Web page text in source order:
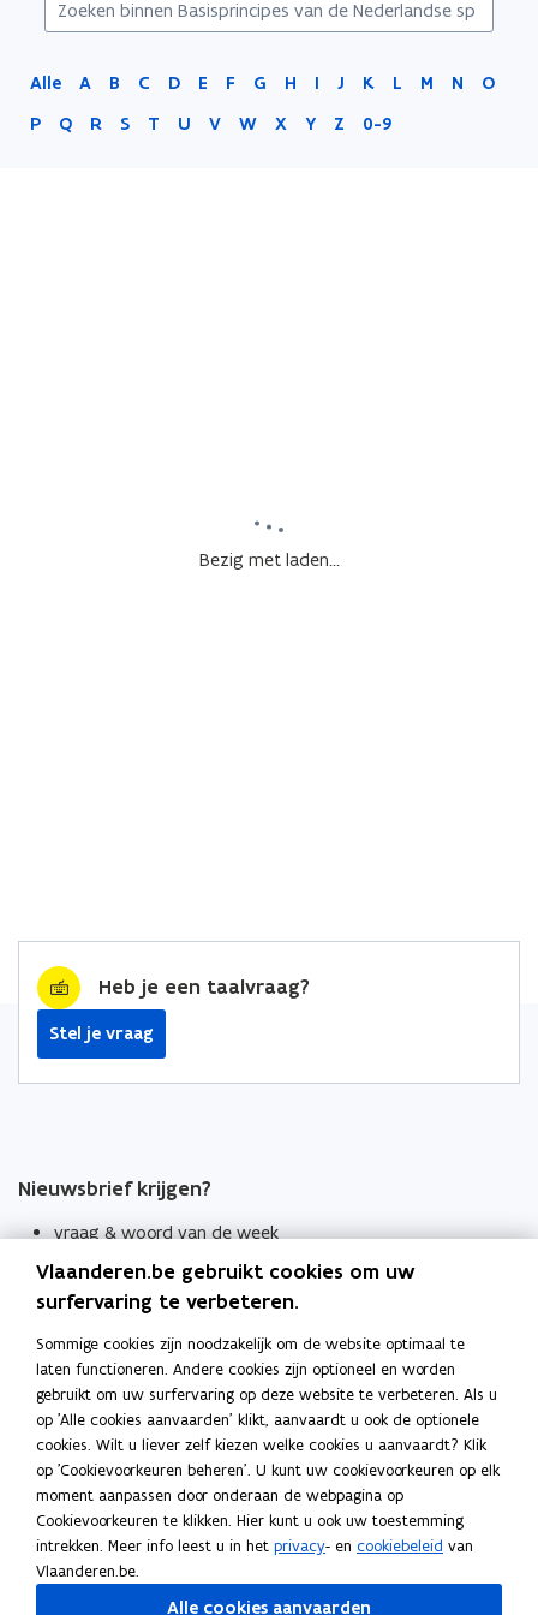
Alle A B C D E F G H I J K L M N
O
P
Q R S T U V W X Y Z 0-9
Bezig met laden...
Heb je een taalvraag?
Stel je vraag
Nieuwsbrief krijgen?
vraag & woord van de week
wekelijks in je mailbox
Schrijf je in
Thema's
Taaladviezen
Spellingregels
Tips voor duidelijke taal
Bekijk ook
Spellingtests
Vlaanderen.be gebruikt cookies om uw
surfervaring te verbeteren.
Sommige cookies zijn noodzakelijk om de website optimaal te
laten functioneren. Andere cookies zijn optioneel en worden
gebruikt om uw surfervaring op deze website te verbeteren. Als u
op 'Alle cookies aanvaarden' klikt, aanvaardt u ook de optionele
cookies. Wilt u liever zelf kiezen welke cookies u aanvaardt? Klik
op 'Cookievoorkeuren beheren'. U kunt uw cookievoorkeuren op elk
moment aanpassen door onderaan de webpagina op
Cookievoorkeuren te klikken. Hier kunt u ook uw toestemming
intrekken. Meer info leest u in het privacy- en cookiebeleid van
Vlaanderen.be.
Alle cookies aanvaarden